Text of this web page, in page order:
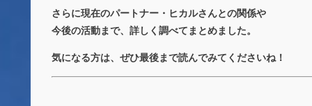
さらに現在のパートナー・ヒカルさんとの関係や
今後の活動まで、詳しく調べてまとめました。
気になる方は、ぜひ最後まで読んでみてくださいね！